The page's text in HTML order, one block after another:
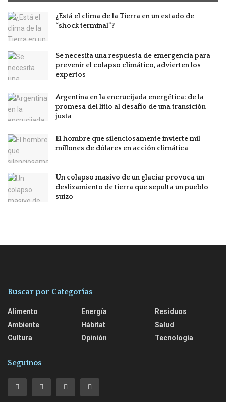
¿Está el clima de la Tierra en un estado de
“shock terminal”?
Se necesita una respuesta de emergencia para
prevenir el colapso climático, advierten los
expertos
Argentina en la encrucijada energética: de la
promesa del litio al desafío de una transición
justa
El hombre que silenciosamente invierte mil
millones de dólares en acción climática
Un colapso masivo de un glaciar provoca un
deslizamiento de tierra que sepulta un pueblo
suizo
Buscar por Categorías
Alimento
Ambiente
Cultura
Energía
Hábitat
Opinión
Residuos
Salud
Tecnología
Seguinos